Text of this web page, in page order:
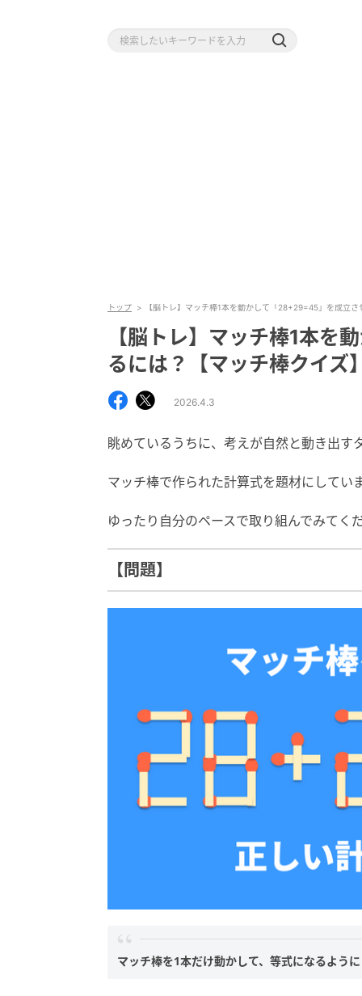
トップ 【脳トレ】マッチ棒1本を動かして「28+29=45」を成立
【脳トレ】マッチ棒1本
るには？【マッチ棒クイズ
2026.4.3
眺めているうちに、考えが自然と動き出す
マッチ棒で作られた計算式を題材にしてい
ゆったり自分のペースで取り組んでみてく
【問題】
マッチ棒を1本だけ動かして、等式になるよう